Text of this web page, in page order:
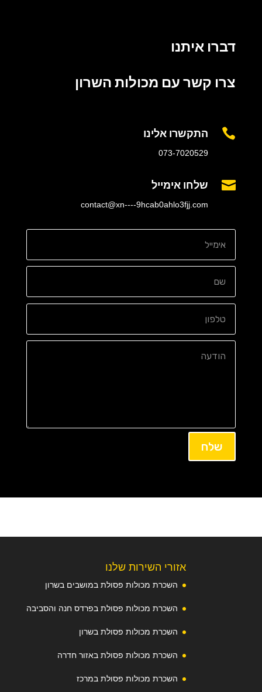
דברו איתנו
צרו קשר עם מכולות השרון
 התקשרו אלינו
073-7020529
 שלחו אימייל
contact@xn----9hcab0ahlo3fjj.com
שלח
אזורי השירות שלנו
השכרת מכולות פסולת במושבים בשרון
השכרת מכולות פסולת בפרדס חנה והסביבה
השכרת מכולות פסולת בשרון
השכרת מכולות פסולת באזור חדרה
השכרת מכולות פסולת במרכז